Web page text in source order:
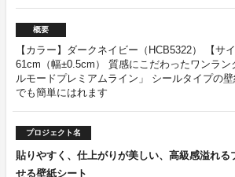
概要
【カラー】ダークネイビー（HCB5322） 【サ
61cm（幅±0.5cm） 質感にこだわったワンラン
ルモードプレミアムライン」 シールタイプの
でも簡単にはれます
プロジェクト名
貼りやすく、仕上がりが美しい、高級感溢れる
せる壁紙シート